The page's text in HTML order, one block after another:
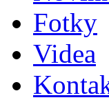
Fotky
Videa